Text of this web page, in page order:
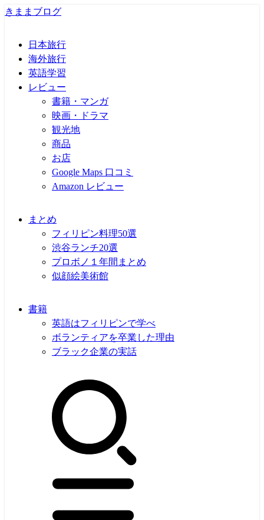
きままブログ
日本旅行
海外旅行
英語学習
レビュー
書籍・マンガ
映画・ドラマ
観光地
商品
お店
Google Maps 口コミ
Amazon レビュー
まとめ
フィリピン料理50選
渋谷ランチ20選
プロボノ１年間まとめ
似顔絵美術館
書籍
英語はフィリピンで学べ
ボランティアを卒業した理由
ブラック企業の実話